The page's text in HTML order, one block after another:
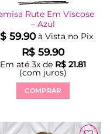
Rute Em Viscose
– Azul
59.90 à Vista no Pix
R$ 59.90
Em até 3x de R$ 21.81
(com juros)
COMPRAR
tem